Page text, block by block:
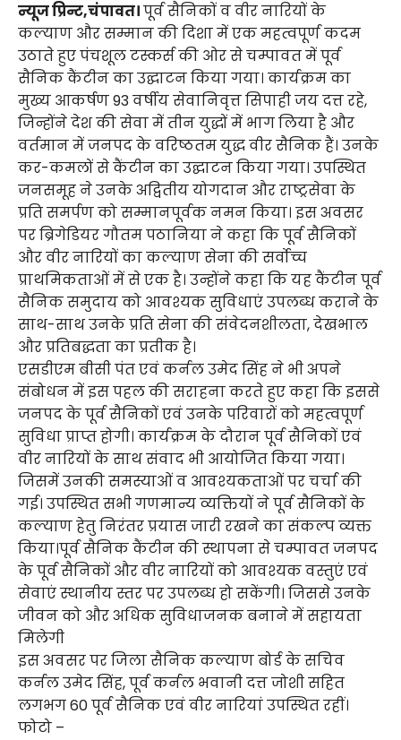
न्यूज प्रिन्ट,चंपावत।पूर्व सैनिकों व वीर नारियों के
कल्याण और सम्मान की दिशा में एक महत्वपूर्ण कदम
उठाते हुए पंचशूल टस्कर्स की ओर से चम्पावत में पूर्व
सैनिक कैंटीन का उद्घाटन किया गया। कार्यक्रम का
मुख्य आकर्षण 93 वर्षीय सेवानिवृत्त सिपाही जय दत्त रहे,
जिन्होंने देश की सेवा में तीन युद्धों में भाग लिया है और
वर्तमान में जनपद के वरिष्ठतम युद्ध वीर सैनिक हैं। उनके
कर-कमलों से कैंटीन का उद्घाटन किया गया। उपस्थित
जनसमूह ने उनके अद्वितीय योगदान और राष्ट्रसेवा के
प्रति समर्पण को सम्मानपूर्वक नमन किया। इस अवसर
पर ब्रिगेडियर गौतम पठानिया ने कहा कि पूर्व सैनिकों
और वीर नारियों का कल्याण सेना की सर्वोच्च
प्राथमिकताओं में से एक है। उन्होंने कहा कि यह कैंटीन पूर्व
सैनिक समुदाय को आवश्यक सुविधाएं उपलब्ध कराने के
साथ-साथ उनके प्रति सेना की संवेदनशीलता, देखभाल
और प्रतिबद्धता का प्रतीक है।
एसडीएम बीसी पंत एवं कर्नल उमेद सिंह ने भी अपने
संबोधन में इस पहल की सराहना करते हुए कहा कि इससे
जनपद के पूर्व सैनिकों एवं उनके परिवारों को महत्वपूर्ण
सुविधा प्राप्त होगी। कार्यक्रम के दौरान पूर्व सैनिकों एवं
वीर नारियों के साथ संवाद भी आयोजित किया गया।
जिसमें उनकी समस्याओं व आवश्यकताओं पर चर्चा की
गई। उपस्थित सभी गणमान्य व्यक्तियों ने पूर्व सैनिकों के
कल्याण हेतु निरंतर प्रयास जारी रखने का संकल्प व्यक्त
किया।पूर्व सैनिक कैंटीन की स्थापना से चम्पावत जनपद
के पूर्व सैनिकों और वीर नारियों को आवश्यक वस्तुएं एवं
सेवाएं स्थानीय स्तर पर उपलब्ध हो सकेंगी। जिससे उनके
जीवन को और अधिक सुविधाजनक बनाने में सहायता
मिलेगी
इस अवसर पर जिला सैनिक कल्याण बोर्ड के सचिव
कर्नल उमेद सिंह, पूर्व कर्नल भवानी दत्त जोशी सहित
लगभग 60 पूर्व सैनिक एवं वीर नारियां उपस्थित रहीं।
फोटो –